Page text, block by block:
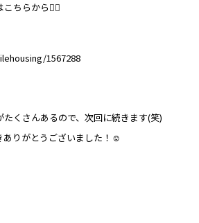
ちらから👇🏻
1567288
くさんあるので、次回に続きます(笑)
ありがとうございました！☺️